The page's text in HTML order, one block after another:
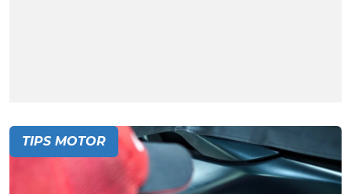
TIPS MOTOR